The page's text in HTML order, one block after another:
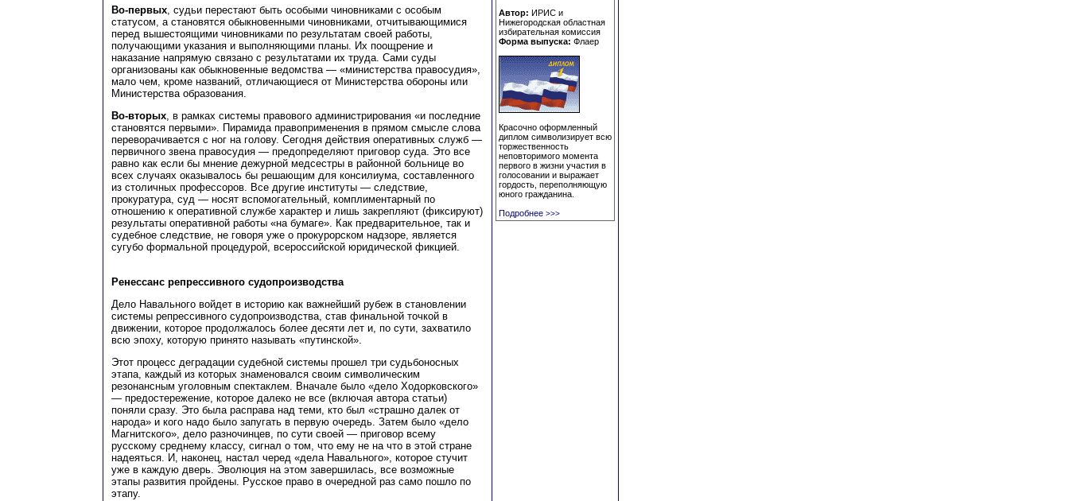
Во-первых , судьи перестают быть особыми чиновниками с особым
статусом, а становятся обыкновенными чиновниками, отчитывающимися
перед вышестоящими чиновниками по результатам своей работы,
получающими указания и выполняющими планы. Их поощрение и
наказание напрямую связано с результатами их труда. Сами суды
организованы как обыкновенные ведомства — «министерства правосудия»,
мало чем, кроме названий, отличающиеся от Министерства обороны или
Министерства образования.
Во-вторых, в рамках системы правового администрирования «и последние
становятся первыми». Пирамида правоприменения в прямом смысле слова
переворачивается с ног на голову. Сегодня действия оперативных служб —
первичного звена правосудия — предопределяют приговор суда. Это все
равно как если бы мнение дежурной медсестры в районной больнице во
всех случаях оказывалось бы решающим для консилиума, составленного
из столичных профессоров. Все другие институты — следствие,
прокуратура, суд — носят вспомогательный, комплиментарный по
отношению к оперативной службе характер и лишь закрепляют (фиксируют)
результаты оперативной работы «на бумаге». Как предварительное, так и
судебное следствие, не говоря уже о прокурорском надзоре, является
сугубо формальной процедурой, всероссийской юридической фикцией.
Ренессанс репрессивного судопроизводства
Дело Навального войдет в историю как важнейший рубеж в становлении
системы репрессивного судопроизводства, став финальной точкой в
движении, которое продолжалось более десяти лет и, по сути, захватило
всю эпоху, которую принято называть «путинской».
Этот процесс деградации судебной системы прошел три судьбоносных
этапа, каждый из которых знаменовался своим символическим
резонансным уголовным спектаклем. Вначале было «дело Ходорковского»
— предостережение, которое далеко не все (включая автора статьи)
поняли сразу. Это была расправа над теми, кто был «страшно далек от
народа» и кого надо было запугать в первую очередь. Затем было «дело
Магнитского», дело разночинцев, по сути своей — приговор всему
русскому среднему классу, сигнал о том, что ему не на что в этой стране
надеяться. И, наконец, настал черед «дела Навального», которое стучит
уже в каждую дверь. Эволюция на этом завершилась, все возможные
этапы развития пройдены. Русское право в очередной раз само пошло по
этапу.
Автор: ИРИС и
Нижегородская областная
избирательная комиссия
Форма выпуска: Флаер
Красочно оформленный
диплом символизирует всю
торжественность
неповторимого момента
первого в жизни участия в
голосовании и выражает
гордость, переполняющую
юного гражданина.
Подробнее >>>